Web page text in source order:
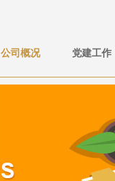
公司概况 党建工作